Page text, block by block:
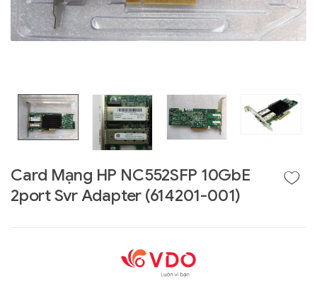
Card Mạng HP NC552SFP 10GbE
2port Svr Adapter (614201-001)
GIGABYTE
G493-SB4 (rev.